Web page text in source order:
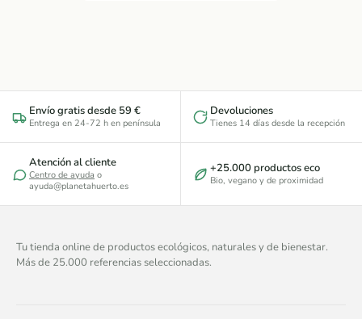
Envío gratis desde 59 €
Entrega en 24-72 h en península
Devoluciones
Tienes 14 días desde la recepción
Atención al cliente
Centro de ayuda o
ayuda@planetahuerto.es
+25.000 productos eco
Bio, vegano y de proximidad
Tu tienda online de productos ecológicos, naturales y de bienestar.
Más de 25.000 referencias seleccionadas.